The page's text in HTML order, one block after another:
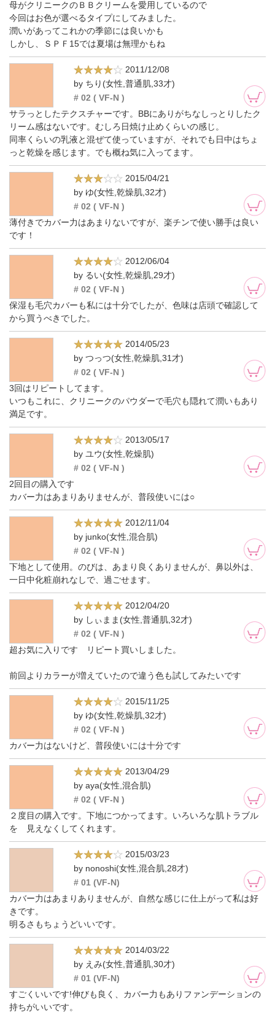
母がクリニークのＢＢクリームを愛用しているので
今回はお色が選べるタイプにしてみました。
潤いがあってこれかの季節には良いかも
しかし、ＳＰＦ15では夏場は無理かもね
2011/12/08
by ちり(女性,普通肌,33才)
# 02 ( VF-N )
サラっとしたテクスチャーです。BBにありがちなしっとりしたク
リーム感はないです。むしろ日焼け止めくらいの感じ。
同率くらいの乳液と混ぜて使っていますが、それでも日中はちょ
っと乾燥を感じます。でも概ね気に入ってます。
2015/04/21
by ゆ(女性,乾燥肌,32才)
# 02 ( VF-N )
薄付きでカバー力はあまりないですが、楽チンで使い勝手は良い
です！
2012/06/04
by るい(女性,乾燥肌,29才)
# 02 ( VF-N )
保湿も毛穴カバーも私には十分でしたが、色味は店頭で確認して
から買うべきでした。
2014/05/23
by つっつ(女性,乾燥肌,31才)
# 02 ( VF-N )
3回はリピートしてます。
いつもこれに、クリニークのパウダーで毛穴も隠れて潤いもあり
満足です。
2013/05/17
by ユウ(女性,乾燥肌)
# 02 ( VF-N )
2回目の購入です
カバー力はあまりありませんが、普段使いには○
2012/11/04
by junko(女性,混合肌)
# 02 ( VF-N )
下地として使用。のびは、あまり良くありませんが、鼻以外は、
一日中化粧崩れなしで、過ごせます。
2012/04/20
by しぃまま(女性,普通肌,32才)
# 02 ( VF-N )
超お気に入りです リピート買いしました。
前回よりカラーが増えていたので違う色も試してみたいです
2015/11/25
by ゆ(女性,乾燥肌,32才)
# 02 ( VF-N )
カバー力はないけど、普段使いには十分です
2013/04/29
by aya(女性,混合肌)
# 02 ( VF-N )
２度目の購入です。下地につかってます。いろいろな肌トラブル
を 見えなくしてくれます。
2015/03/23
by nonoshi(女性,混合肌,28才)
# 01 (VF-N)
カバー力はあまりありませんが、自然な感じに仕上がって私は好
きです。
明るさもちょうどいいです。
2014/03/22
by えみ(女性,普通肌,30才)
# 01 (VF-N)
すごくいいです!伸びも良く、カバー力もありファンデーションの
持ちがいいです。